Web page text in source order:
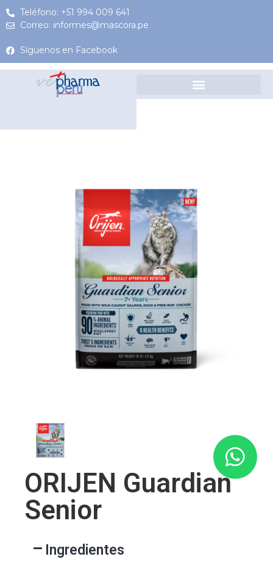
Teléfono: +51 994 009 641
Correo: informes@mascora.pe
Síguenos en Facebook
ORIJEN Guardian
Senior
Ingredientes